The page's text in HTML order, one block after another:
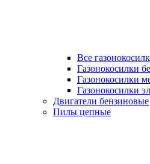
Все
Газонокосилки
Газонокосилки
Газонокосилки
Двигатели бензиновые
Пилы цепные